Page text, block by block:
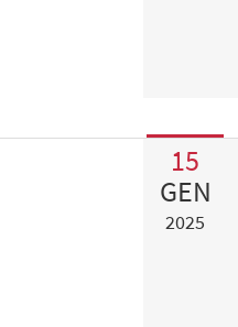
15
GEN
2025